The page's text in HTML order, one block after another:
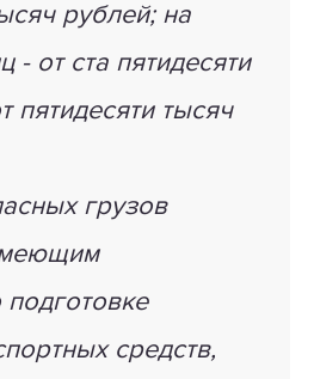
рублей; на
- от ста пятидесяти
пятидесяти тысяч
грузов
подготовке
средств,